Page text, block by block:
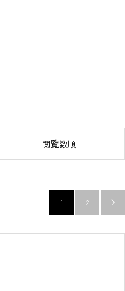
閲覧数順
1 2 